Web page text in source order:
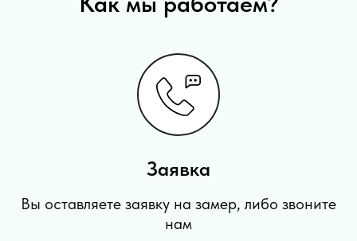
Заявка
Вы оставляете заявку на замер, либо звоните
нам